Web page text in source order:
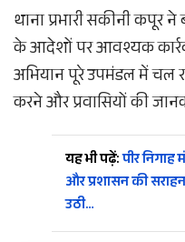
थाना प्रभारी सकीनी कपूर
के आदेशों पर आवश्यक
अभियान पूरे उपमंडल में चल
करने और प्रवासियों की
यह भी पढ़ें:पीर
और प्रशासन की
उठी…